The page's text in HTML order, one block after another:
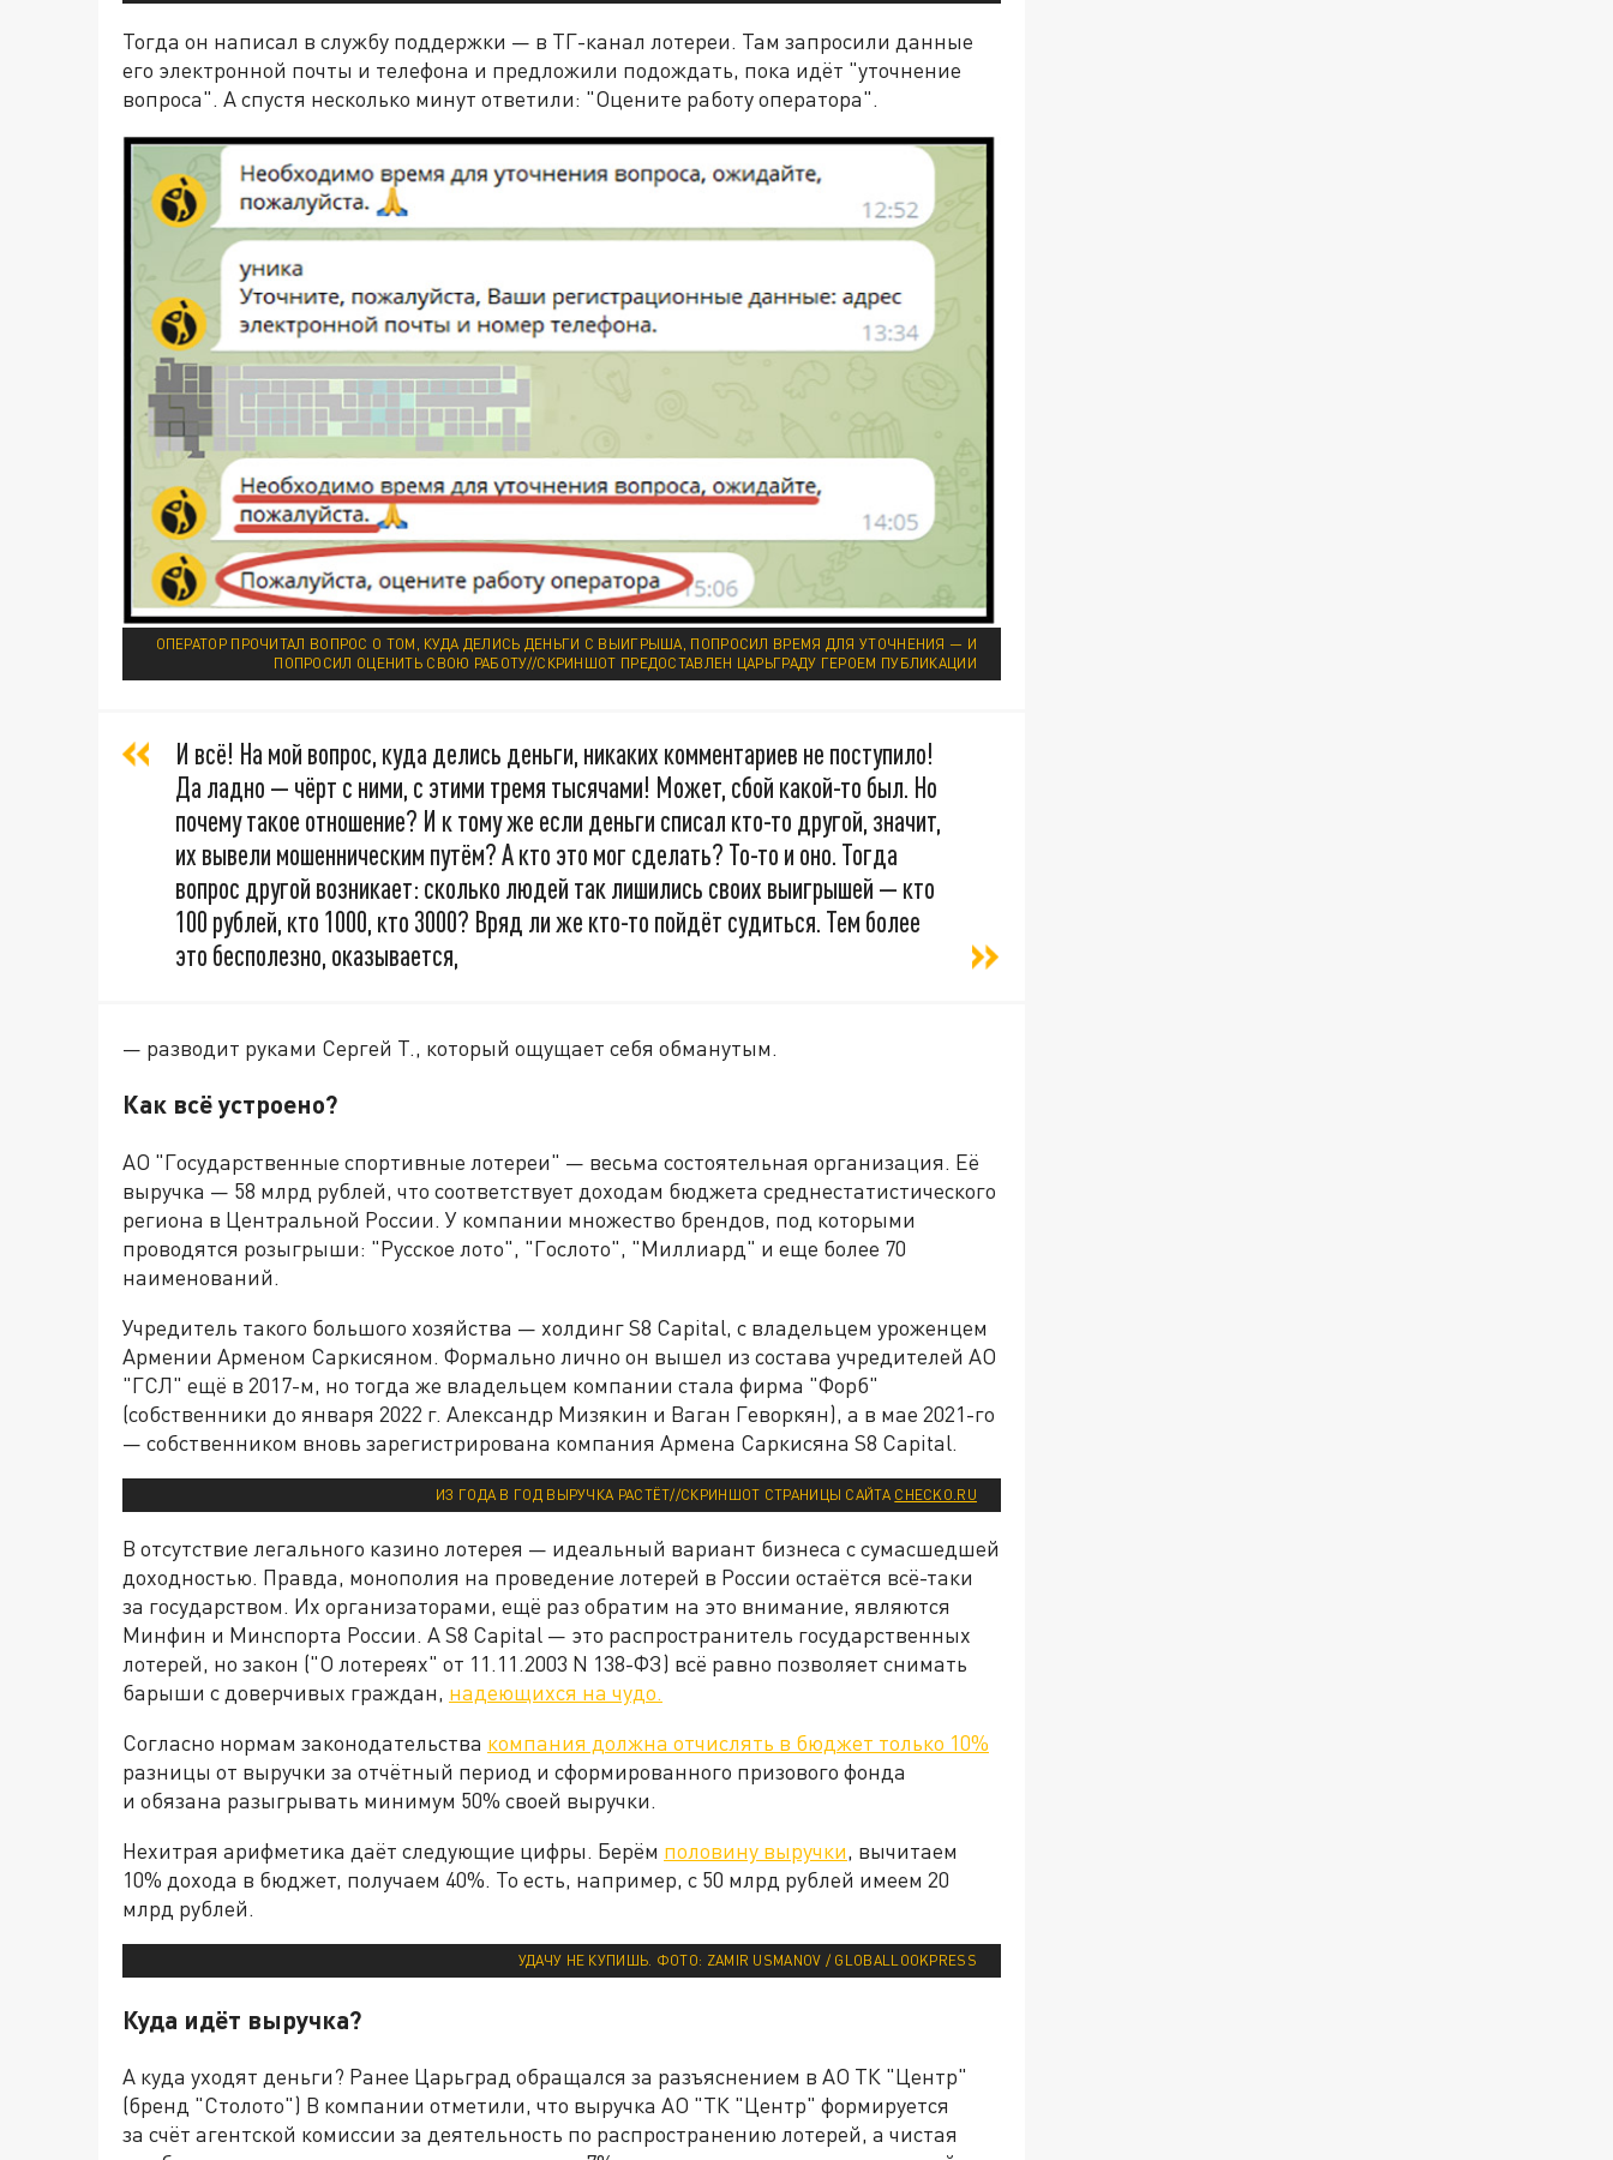
Тогда он написал в службу поддержки — в ТГ-канал лотереи. Там запросили данные
его электронной почты и телефона и предложили подождать, пока идёт "уточнение
вопроса". А спустя несколько минут ответили: "Оцените работу оператора".
ОПЕРАТОР ПРОЧИТАЛ ВОПРОС О ТОМ, КУДА ДЕЛИСЬ ДЕНЬГИ С ВЫИГРЫША, ПОПРОСИЛ ВРЕМЯ ДЛЯ УТОЧНЕНИЯ — И
ПОПРОСИЛ ОЦЕНИТЬ СВОЮ РАБОТУ//СКРИНШОТ ПРЕДОСТАВЛЕН ЦАРЬГРАДУ ГЕРОЕМ ПУБЛИКАЦИИ
И всё! На мой вопрос, куда делись деньги, никаких комментариев не поступило!
Да ладно — чёрт с ними, с этими тремя тысячами! Может, сбой какой-то был. Но
почему такое отношение? И к тому же если деньги списал кто-то другой, значит,
их вывели мошенническим путём? А кто это мог сделать? То-то и оно. Тогда
вопрос другой возникает: сколько людей так лишились своих выигрышей — кто
100 рублей, кто 1000, кто 3000? Вряд ли же кто-то пойдёт судиться. Тем более
это бесполезно, оказывается,
— разводит руками Сергей Т., который ощущает себя обманутым.
Как всё устроено?
АО "Государственные спортивные лотереи" — весьма состоятельная организация. Её
выручка — 58 млрд рублей, что соответствует доходам бюджета среднестатистического
региона в Центральной России. У компании множество брендов, под которыми
проводятся розыгрыши: "Русское лото", "Гослото", "Миллиард" и еще более 70
наименований.
Учредитель такого большого хозяйства — холдинг S8 Capital, с владельцем уроженцем
Армении Арменом Саркисяном. Формально лично он вышел из состава учредителей АО
"ГСЛ" ещё в 2017-м, но тогда же владельцем компании стала фирма "Форб"
(собственники до января 2022 г. Александр Мизякин и Ваган Геворкян), а в мае 2021-го
— собственником вновь зарегистрирована компания Армена Саркисяна S8 Capital.
ИЗ ГОДА В ГОД ВЫРУЧКА РАСТЁТ//СКРИНШОТ СТРАНИЦЫ САЙТА CHECKO.RU
В отсутствие легального казино лотерея — идеальный вариант бизнеса с сумасшедшей
доходностью. Правда, монополия на проведение лотерей в России остаётся всё-таки
за государством. Их организаторами, ещё раз обратим на это внимание, являются
Минфин и Минспорта России. А S8 Capital — это распространитель государственных
лотерей, но закон ("О лотереях" от 11.11.2003 N 138-ФЗ) всё равно позволяет снимать
барыши с доверчивых граждан, надеющихся на чудо.
Согласно нормам законодательства компания должна отчислять в бюджет только 10%
разницы от выручки за отчётный период и сформированного призового фонда
и обязана разыгрывать минимум 50% своей выручки.
Нехитрая арифметика даёт следующие цифры. Берём половину выручки, вычитаем
10% дохода в бюджет, получаем 40%. То есть, например, с 50 млрд рублей имеем 20
млрд рублей.
УДАЧУ НЕ КУПИШЬ. ФОТО: ZAMIR USMANOV / GLOBALLOOKPRESS
Куда идёт выручка?
А куда уходят деньги? Ранее Царьград обращался за разъяснением в АО ТК "Центр"
(бренд "Столото") В компании отметили, что выручка АО "ТК "Центр" формируется
за счёт агентской комиссии за деятельность по распространению лотерей, а чистая